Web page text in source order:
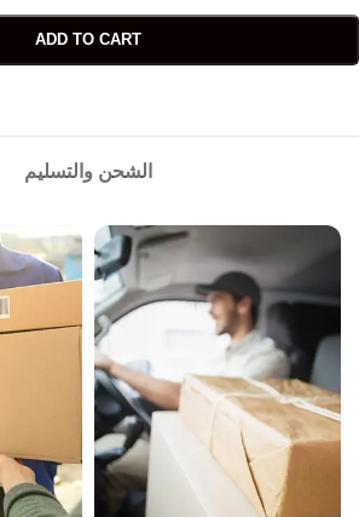
ADD TO CART
الشحن والتسليم